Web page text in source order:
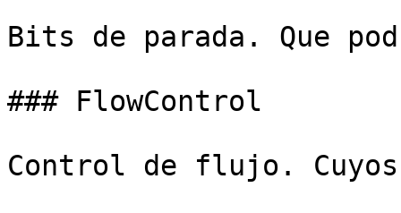
Bits de parada. Que
### FlowControl
Control de flujo.